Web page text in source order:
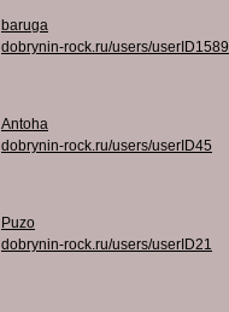
baruga
dobrynin-rock.ru/users/userID1589
Antoha
dobrynin-rock.ru/users/userID45
Puzo
dobrynin-rock.ru/users/userID21